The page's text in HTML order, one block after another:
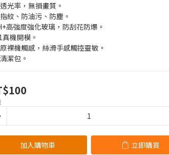
光率，無損畫質。
紋、防油污、防塵。
高強度強化玻璃，防刮花防爆。
真機開模。
裸機觸感，絲滑手感觸控靈敏。
潔包。
加入購物車 立即購買